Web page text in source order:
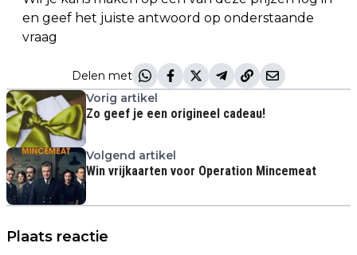
en geef het juiste antwoord op onderstaande
vraag
Delen met
Vorig artikel
Zo geef je een origineel cadeau!
Volgend artikel
Win vrijkaarten voor Operation Mincemeat
Plaats reactie